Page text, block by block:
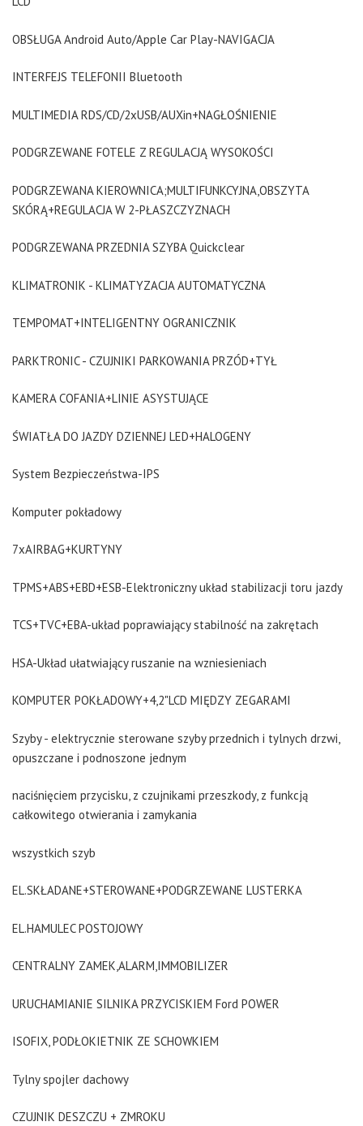
OBSŁUGA Android Auto/Apple Car Play-NAVIGACJA
INTERFEJS TELEFONII Bluetooth
MULTIMEDIA RDS/CD/2xUSB/AUXin+NAGŁOŚNIENIE
PODGRZEWANE FOTELE Z REGULACJĄ WYSOKOŚCI
PODGRZEWANA KIEROWNICA;MULTIFUNKCYJNA,OBSZYTA
SKÓRĄ+REGULACJA W 2-PŁASZCZYZNACH
PODGRZEWANA PRZEDNIA SZYBA Quickclear
KLIMATRONIK - KLIMATYZACJA AUTOMATYCZNA
TEMPOMAT+INTELIGENTNY OGRANICZNIK
PARKTRONIC - CZUJNIKI PARKOWANIA PRZÓD+TYŁ
KAMERA COFANIA+LINIE ASYSTUJĄCE
ŚWIATŁA DO JAZDY DZIENNEJ LED+HALOGENY
System Bezpieczeństwa-IPS
Komputer pokładowy
7xAIRBAG+KURTYNY
TPMS+ABS+EBD+ESB-Elektroniczny układ stabilizacji toru jazdy
TCS+TVC+EBA-układ poprawiający stabilność na zakrętach
HSA-Układ ułatwiający ruszanie na wzniesieniach
KOMPUTER POKŁADOWY+4,2"LCD MIĘDZY ZEGARAMI
Szyby - elektrycznie sterowane szyby przednich i tylnych drzwi,
opuszczane i podnoszone jednym
naciśnięciem przycisku, z czujnikami przeszkody, z funkcją
całkowitego otwierania i zamykania
wszystkich szyb
EL.SKŁADANE+STEROWANE+PODGRZEWANE LUSTERKA
EL.HAMULEC POSTOJOWY
CENTRALNY ZAMEK,ALARM,IMMOBILIZER
URUCHAMIANIE SILNIKA PRZYCISKIEM Ford POWER
ISOFIX, PODŁOKIETNIK ZE SCHOWKIEM
Tylny spojler dachowy
CZUJNIK DESZCZU + ZMROKU